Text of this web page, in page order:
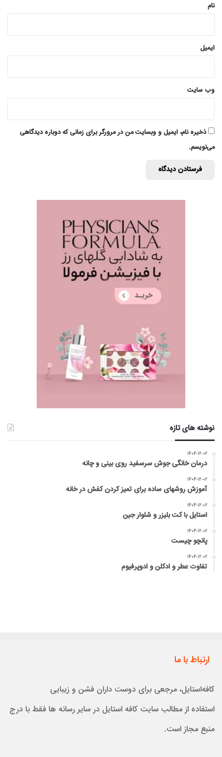
نام
ایمیل
وب‌ سایت
ذخیره نام، ایمیل و وبسایت من در مرورگر برای زمانی که دوباره دیدگاهی
می‌نویسم.
نوشته های تازه
۱۴۰۴-۱۲-۰۲
درمان خانگی جوش سرسفید روی بینی و چانه
۱۴۰۴-۱۲-۰۲
آموزش روشهای ساده برای تمیز کردن کفش در خانه
۱۴۰۴-۱۲-۰۲
استایل با کت بلیزر و شلوار جین
۱۴۰۴-۱۲-۰۲
پانچو چیست
۱۴۰۴-۱۲-۰۲
تفاوت عطر و ادکلن و ادوپرفیوم
ارتباط با ما
کافه‌استایل، مرجعی برای دوست داران فشن و زیبایی
استفاده از مطالب سایت کافه استایل در سایر رسانه ها فقط با درج
منبع مجاز است.